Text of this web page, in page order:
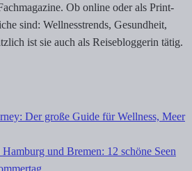
Ob online oder als Print-
sind: Wellnesstrends, Gesundheit,
ist sie auch als Reisebloggerin tätig.
Der große Guide für Wellness, Meer
und Bremen: 12 schöne Seen